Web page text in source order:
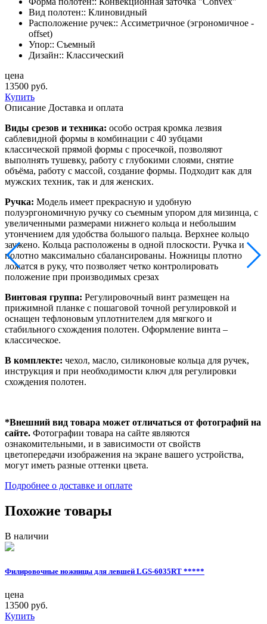
Вид полотен:: Клиновидный
Расположение ручек:: Ассиметричное (эгрономичное -
offset)
Упор:: Съемный
Дизайн:: Классический
цена
13500 руб.
Купить
Описание Доставка и оплата
Виды срезов и техника: особо острая кромка лезвия
саблевидной формы в комбинации с 40 зубцами
классической прямой формы с просечкой, позволяют
выполнять тушевку, работу с глубокими слоями, снятие
объёма, работу с массой, создание формы. Подходит как для
мужских техник, так и для женских.
Ручка: Модель имеет прекрасную и удобную
полуэргономичную ручку со съемным упором для мизинца, с
увеличенными размерами нижнего кольца и небольшим
утончением для удобства большого пальца. Верхнее кольцо
заужено. Кольца расположены в одной плоскости. Ручка и
полотно максимально сбалансированы. Ножницы плотно
ложатся в руку, что позволяет четко контролировать
положение при производимых срезах
Винтовая группа: Регулировочный винт размещен на
прижимной планке с пошаговой точной регулировкой и
оснащен тефлоновым уплотнителем для мягкого и
стабильного схождения полотен. Оформление винта –
классическое.
В комплекте: чехол, масло, силиконовые кольца для ручек,
инструкция и при необходимости ключ для регулировки
схождения полотен.
*Внешний вид товара может отличаться от фотографий на
сайте. Фотографии товара на сайте являются
ознакомительными, и в зависимости от свойств
цветопередачи изображения на экране вашего устройства,
могут иметь разные оттенки цвета.
Подробнее о доставке и оплате
Похожие товары
В наличии
Филировочные ножницы для левшей LGS-6035RT *****
цена
13500 руб.
Купить